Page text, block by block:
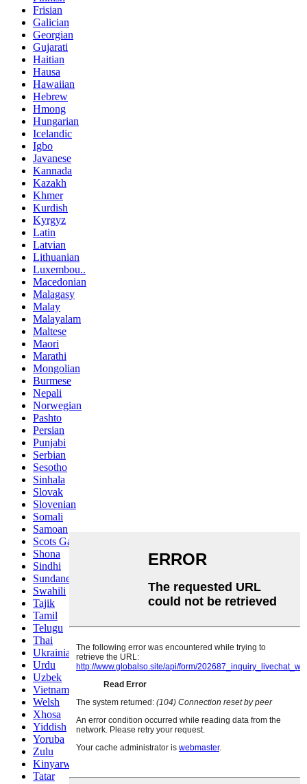
Frisian
Galician
Georgian
Gujarati
Haitian
Hausa
Hawaiian
Hebrew
Hmong
Hungarian
Icelandic
Igbo
Javanese
Kannada
Kazakh
Khmer
Kurdish
Kyrgyz
Latin
Latvian
Lithuanian
Luxembou..
Macedonian
Malagasy
Malay
Malayalam
Maltese
Maori
Marathi
Mongolian
Burmese
Nepali
Norwegian
Pashto
Persian
Punjabi
Serbian
Sesotho
Sinhala
Slovak
Slovenian
Somali
Samoan
Scots Gaelic
Shona
Sindhi
Sundanese
Swahili
Tajik
Tamil
Telugu
Thai
Ukrainian
Urdu
Uzbek
Vietnamese
Welsh
Xhosa
Yiddish
Yoruba
Zulu
Kinyarwanda
Tatar